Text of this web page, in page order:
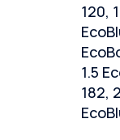
120,
1.5
182,